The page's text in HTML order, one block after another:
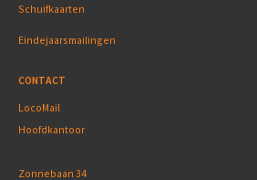
Schuifkaarten
Eindejaarsmailingen
CONTACT
LocoMail
Hoofdkantoor
Zonnebaan 34